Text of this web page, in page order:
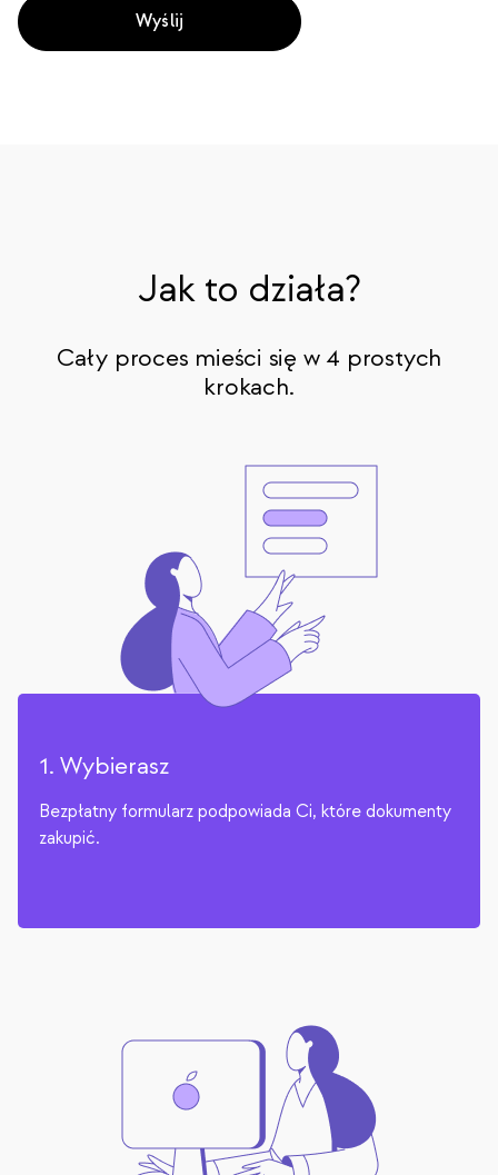
Jak to działa?
Cały proces mieści się w 4 prostych
krokach.
1. Wybierasz
Bezpłatny formularz podpowiada Ci, które dokumenty
zakupić.